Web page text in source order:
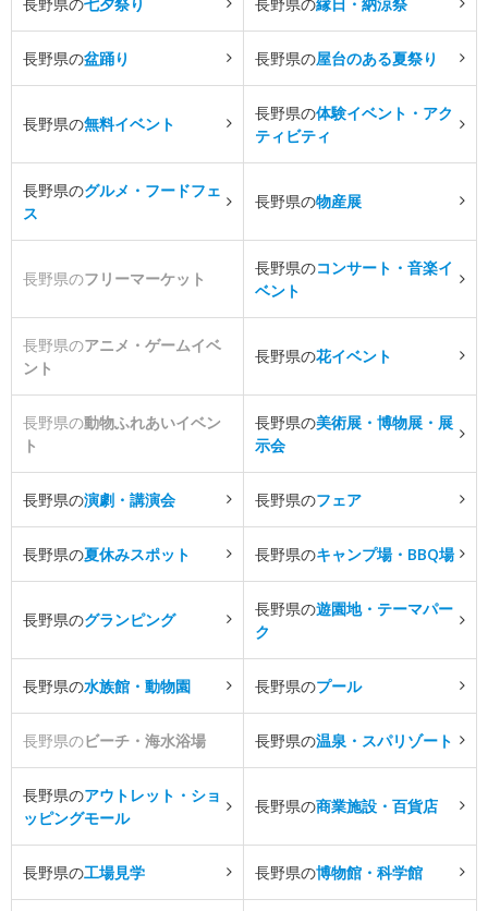
長野県の盆踊り 長野県の屋台のある夏祭り
長野県の無料イベント
長野県の体験イベント・アク
ティビティ
長野県のグルメ・フードフェ
ス
長野県の物産展
長野県のフリーマーケット
長野県のコンサート・音楽イ
ベント
長野県のアニメ・ゲームイベ
ント
長野県の花イベント
長野県の動物ふれあいイベン
ト
長野県の美術展・博物展・展
示会
長野県の演劇・講演会 長野県のフェア
長野県の夏休みスポット 長野県のキャンプ場・BBQ場
長野県のグランピング
長野県の遊園地・テーマパー
ク
長野県の水族館・動物園 長野県のプール
長野県のビーチ・海水浴場 長野県の温泉・スパリゾート
長野県のアウトレット・ショ
ッピングモール
長野県の商業施設・百貨店
長野県の工場見学 長野県の博物館・科学館